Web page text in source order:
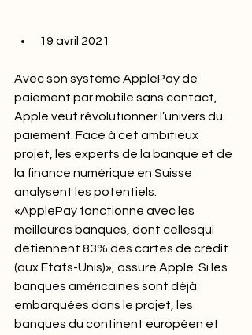
19 avril 2021
Avec son système ApplePay de
paiement par mobile sans contact,
Apple veut révolutionner l’univers du
paiement. Face à cet ambitieux
projet, les experts de la banque et de
la finance numérique en Suisse
analysent les potentiels.
«ApplePay fonctionne avec les
meilleures banques, dont cellesqui
détiennent 83% des cartes de crédit
(aux Etats-Unis)», assure Apple. Si les
banques américaines sont déjà
embarquées dans le projet, les
banques du continent européen et